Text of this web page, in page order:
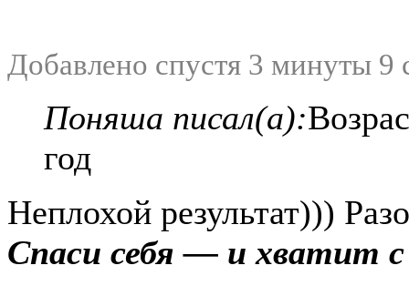
Добавлено спустя 3 минуты 9
Поняша писал(а):
год
Неплохой результат)))
Спаси себя — и хватит